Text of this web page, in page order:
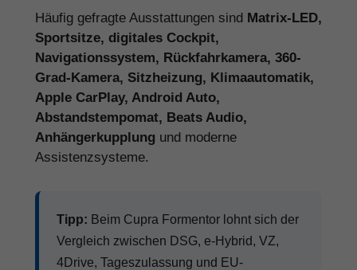
Häufig gefragte Ausstattungen sind Matrix-LED,
Sportsitze, digitales Cockpit,
Navigationssystem, Rückfahrkamera, 360-
Grad-Kamera, Sitzheizung, Klimaautomatik,
Apple CarPlay, Android Auto,
Abstandstempomat, Beats Audio,
Anhängerkupplung und moderne
Assistenzsysteme.
Tipp: Beim Cupra Formentor lohnt sich der
Vergleich zwischen DSG, e-Hybrid, VZ,
4Drive, Tageszulassung und EU-